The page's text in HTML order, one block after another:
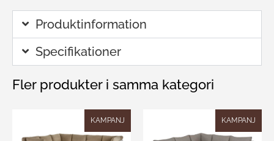
Produktinformation
Specifikationer
Fler produkter i samma kategori
KAMPANJ KAMPANJ